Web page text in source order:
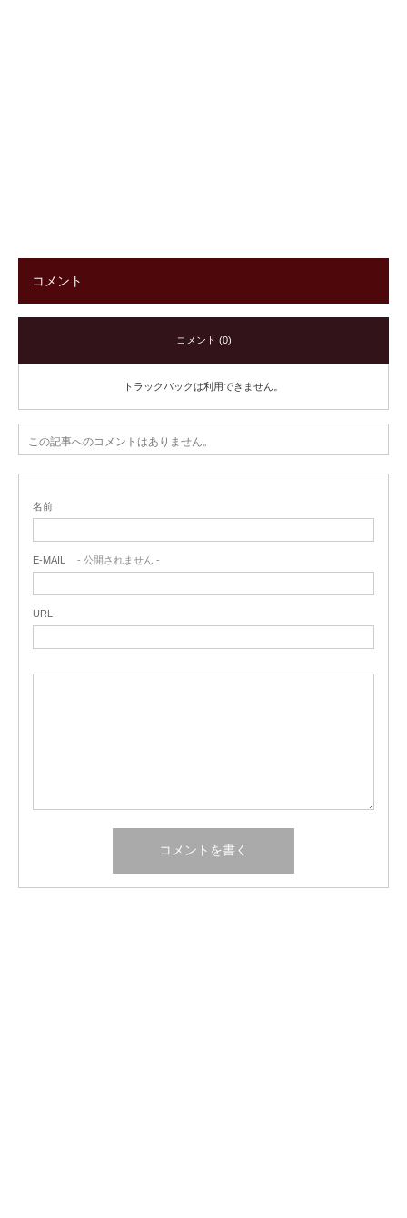
コメント
コメント (0)
トラックバックは利用できません。
この記事へのコメントはありません。
名前
E-MAIL - 公開されません -
URL